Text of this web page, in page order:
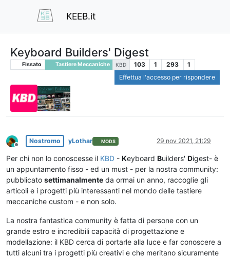
KEEB.it
Keyboard Builders' Digest
Fissato Tastiere Meccaniche KBD 103 1 293
1
Effettua l'accesso per rispondere
Non in linea
Nostromo yLothar MODS 29 nov 2021, 21:29
Per chi non lo conoscesse il KBD - Keyboard Builders' Digest- è
un appuntamento fisso - ed un must - per la nostra community:
pubblicato settimanalmente da ormai un anno, raccoglie gli
articoli e i progetti più interessanti nel mondo delle tastiere
meccaniche custom - e non solo.
La nostra fantastica community è fatta di persone con un
grande estro e incredibili capacità di progettazione e
modellazione: il KBD cerca di portarle alla luce e far conoscere a
tutti alcuni tra i progetti più creativi e che meritano sicuramente